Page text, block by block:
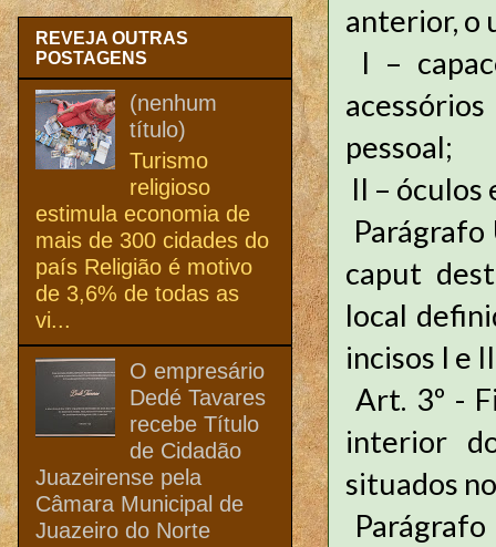
anterior, o
I –
pessoal;
II –
Parágrafo
caput
local
incisos I e
Art. 3º -
interior
situados
REVEJA OUTRAS
POSTAGENS
(nenhum
título)
Turismo
religioso
estimula economia de
mais de 300 cidades do
país Religião é motivo
de 3,6% de todas as
vi...
O empresário
Dedé Tavares
recebe Título
de Cidadão
Juazeirense pela
Câmara Municipal de
Juazeiro do Norte